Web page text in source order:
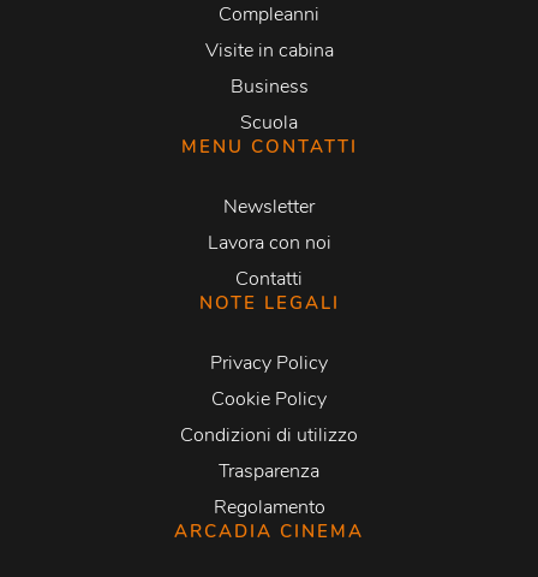
Compleanni
Visite in cabina
Business
Scuola
MENU CONTATTI
Newsletter
Lavora con noi
Contatti
NOTE LEGALI
Privacy Policy
Cookie Policy
Condizioni di utilizzo
Trasparenza
Regolamento
ARCADIA CINEMA